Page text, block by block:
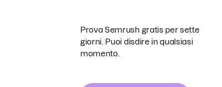
Prova Semrush gratis per sette
giorni. Puoi disdire in qualsiasi
momento.